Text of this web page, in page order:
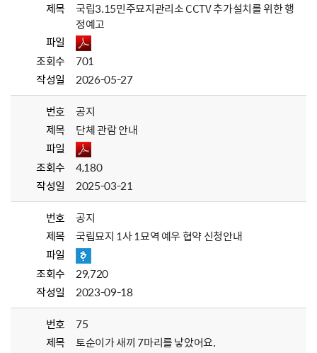
제목
국립3.15민주묘지관리소 CCTV 추가설치를 위한 행
정예고
파일
조회수
701
작성일
2026-05-27
번호
공지
제목
단체 관람 안내
파일
조회수
4,180
작성일
2025-03-21
번호
공지
제목
국립묘지 1사 1묘역 예우 협약 신청안내
파일
조회수
29,720
작성일
2023-09-18
번호
75
제목
토순이가 새끼 7마리를 낳았어요.